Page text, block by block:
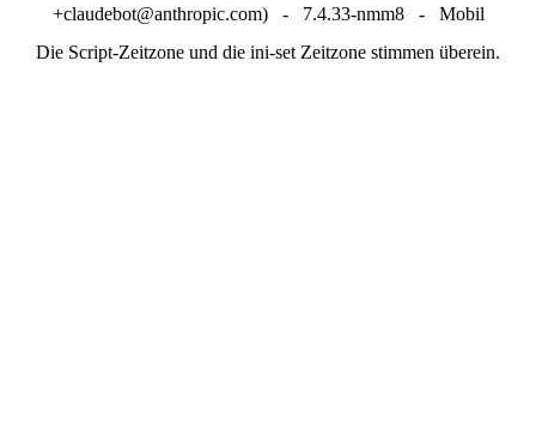
+claudebot@anthropic.com) - 7.4.33-nmm8 - Mobil
Die Script-Zeitzone und die ini-set Zeitzone stimmen überein.